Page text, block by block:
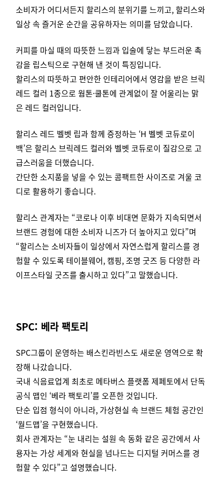
소비자가 어디서든지 할리스의 분위기를 느끼고, 할리스와
일상 속 즐거운 순간을 공유하자는 의미를 담았습니다.
커피를 마실 때의 따뜻한 느낌과 입술에 닿는 부드러운 촉
감을 립스틱으로 구현해 낸 것이 특징입니다.
할리스의 따뜻하고 편안한 인테리어에서 영감을 받은 브릭
레드 컬러 1종으로 웜톤·쿨톤에 관계없이 잘 어울리는 맑
은 레드 컬러입니다.
할리스 레드 벨벳 립과 함께 증정하는 ‘H 벨벳 코듀로이
백’은 할리스 브릭레드 컬러와 벨벳 코듀로이 질감으로 고
급스러움을 더했습니다.
간단한 소지품을 넣을 수 있는 콤팩트한 사이즈로 겨울 코
디로 활용하기 좋습니다.
할리스 관계자는 “코로나 이후 비대면 문화가 지속되면서
브랜드 경험에 대한 소비자 니즈가 더 높아지고 있다”며
“할리스는 소비자들이 일상에서 자연스럽게 할리스를 경
험할 수 있도록 테이블웨어, 캠핑, 조명 굿즈 등 다양한 라
이프스타일 굿즈를 출시하고 있다”고 말했습니다.
SPC: 베라 팩토리
SPC그룹이 운영하는 배스킨라빈스도 새로운 영역으로 확
장해 나갔습니다.
국내 식음료업계 최초로 메타버스 플랫폼 제페토에서 단독
공식 맵인 ‘베라 팩토리’를 오픈한 것입니다.
단순 입점 형식이 아니라, 가상현실 속 브랜드 체험 공간인
‘월드맵’을 구현했습니다.
회사 관계자는 “눈 내리는 설원 속 동화 같은 공간에서 사
용자는 가상 세계와 현실을 넘나드는 디지털 커머스를 경
험할 수 있다”고 설명했습니다.